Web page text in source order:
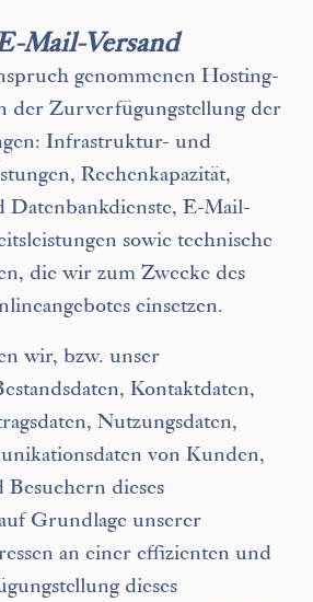
Mail-Versand
genommenen Hosting-
der Zurverfügungstellung der
Infrastruktur- und
Rechenkapazität,
Datenbankdienste, E-Mail-
sowie technische
die wir zum Zwecke des
einsetzen.
wir, bzw. unser
Kontaktdaten,
Nutzungsdaten,
von Kunden,
dieses
Grundlage unserer
an einer effizienten und
dieses